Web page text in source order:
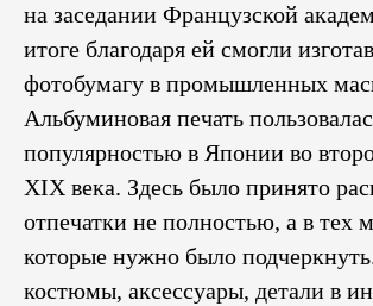
на заседании Французской
итоге благодаря ей смогли
фотобумагу в промышленных
Альбуминовая печать
популярностью в Японии во
XIX века. Здесь было принято
отпечатки не полностью, а в тех
которые нужно было
костюмы, аксессуары, детали в